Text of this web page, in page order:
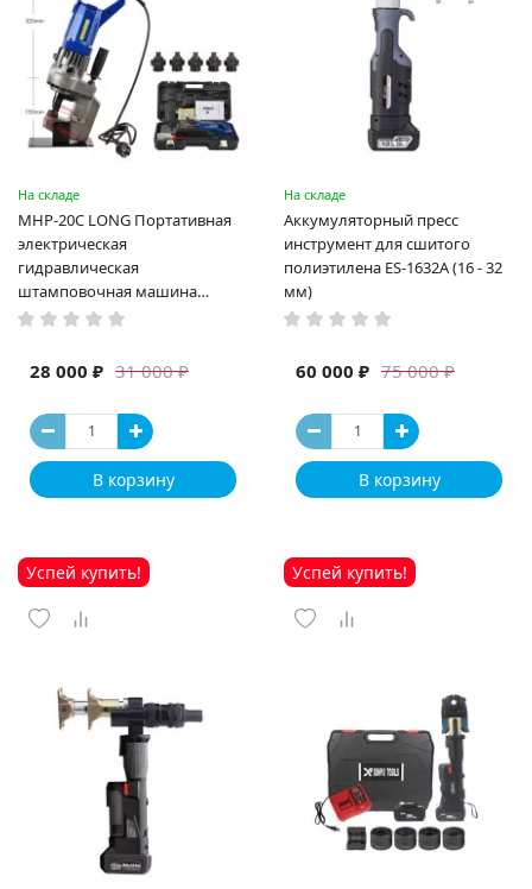
На складе
MHP-20C LONG Портативная
электрическая
гидравлическая
штамповочная машина
высокая мощность и мощный
машина
31 000 ₽
28 000 ₽
В корзину
На складе
Аккумуляторный пресс
инструмент для сшитого
полиэтилена ES-1632A (16 - 32
мм)
75 000 ₽
60 000 ₽
В корзину
Успей купить! Успей купить!